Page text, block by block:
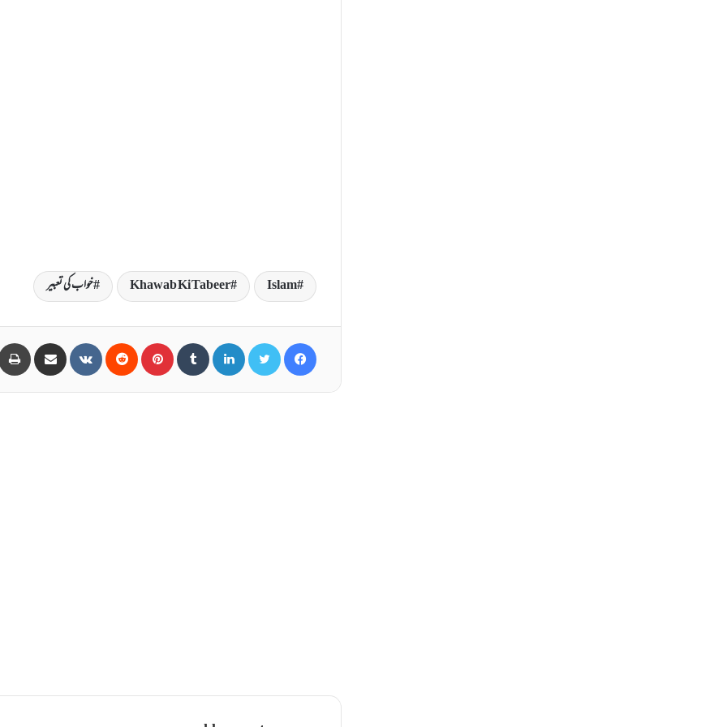
Islam
Khawab Ki Tabeer خواب کی تعبیر
Facebook
Twitter
LinkedIn
Tumblr
Pinterest
Reddit
VKontakte
Share via Email